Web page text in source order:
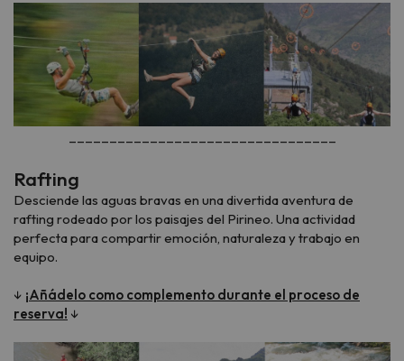
Rafting
Desciende las aguas bravas en una divertida aventura de
rafting rodeado por los paisajes del Pirineo. Una actividad
perfecta para compartir emoción, naturaleza y trabajo en
equipo.
↓ ¡Añádelo como complemento durante el proceso de
reserva! ↓